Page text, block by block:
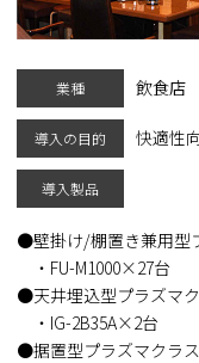
業種 飲食店
導入の目的 快適性
導入製品
壁掛け/棚置き兼用型
・FU-M1000×27台
天井埋込型プラズマ
・IG-2B35A×2台
据置型プラズマクラ